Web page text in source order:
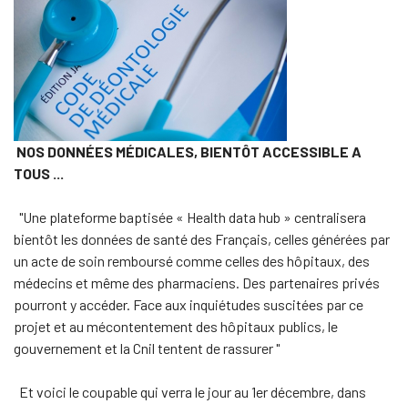
NOS DONNÉES MÉDICALES, BIENTÔT ACCESSIBLE A
TOUS ...
"Une plateforme baptisée « Health data hub » centralisera
bientôt les données de santé des Français, celles générées par
un acte de soin remboursé comme celles des hôpitaux, des
médecins et même des pharmaciens. Des partenaires privés
pourront y accéder. Face aux inquiétudes suscitées par ce
projet et au mécontentement des hôpitaux publics, le
gouvernement et la Cnil tentent de rassurer "
Et voici le coupable qui verra le jour au 1er décembre, dans